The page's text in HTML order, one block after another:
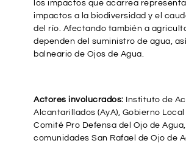
los impactos que acarrea
impactos a la biodiversidad y el
del río. Afectando también a
dependen del suministro de agua,
balneario de Ojos de Agua.
Actores involucrados: Instituto de
Alcantarillados (AyA), Gobierno Local
Comité Pro Defensa del Ojo de Agua,
comunidades San Rafael de Ojo de